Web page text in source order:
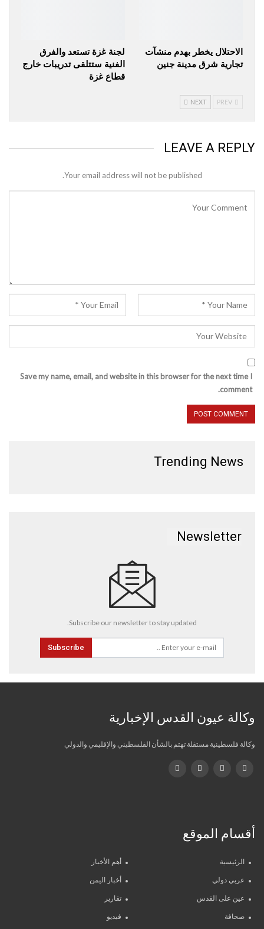
الاحتلال يخطر بهدم منشآت
تجارية شرق مدينة جنين
لجنة غزة تستعد والفرق
الفنية ستتلقى تدريبات خارج
قطاع غزة
NEXT
LEAVE A REPLY
Your email address will not be published.
Save my name, email, and website in this browser for the next time I
comment.
Trending News
Newsletter
Subscribe our newsletter to stay updated.
Subscribe
وكالة عيون القدس الإخبارية
وكالة فلسطينية مستقلة تهتم بالشأن الفلسطيني والإقليمي والدولي
أقسام الموقع
الرئيسية أهم الأخبار
عربي دولي أخبار اليمن
عين على القدس تقارير
صحافة فيديو